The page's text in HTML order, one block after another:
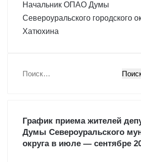
Начальник ОПАО Думы
Североуральского городского
Хатюхина
Н
:График приема жителей
Думы Североуральского
округа в июле — сентябре